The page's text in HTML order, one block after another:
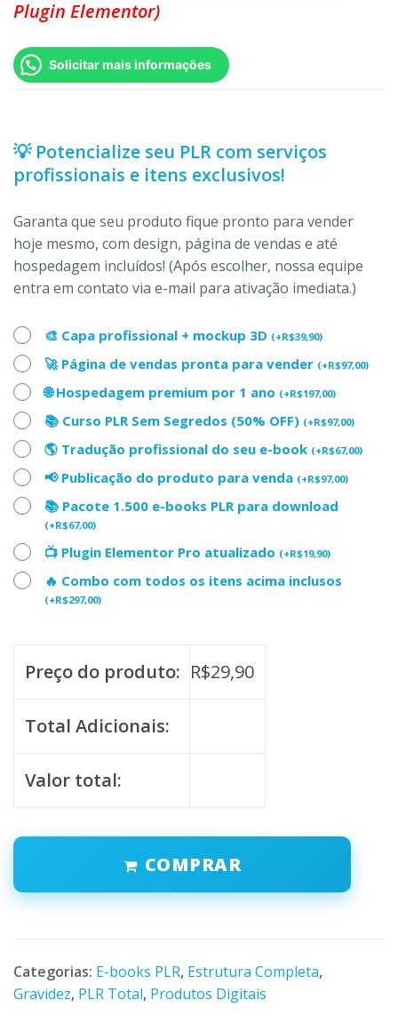
Plugin Elementor)
Solicitar mais informações
💡 Potencialize seu PLR com serviços
profissionais e itens exclusivos!
Garanta que seu produto fique pronto para vender
hoje mesmo, com design, página de vendas e até
hospedagem incluídos! (Após escolher, nossa equipe
entra em contato via e-mail para ativação imediata.)
🎨 Capa profissional + mockup 3D (+R$39,90)
🚀 Página de vendas pronta para vender (+R$97,00)
🌐 Hospedagem premium por 1 ano (+R$197,00)
📚 Curso PLR Sem Segredos (50% OFF) (+R$97,00)
🌎 Tradução profissional do seu e-book (+R$67,00)
📢 Publicação do produto para venda (+R$97,00)
📚 Pacote 1.500 e-books PLR para download
(+R$67,00)
📺 Plugin Elementor Pro atualizado (+R$19,90)
🔥 Combo com todos os itens acima inclusos
(+R$297,00)
Preço do produto: R$29,90
Total Adicionais:
Valor total:
COMPRAR
Categorias: E-books PLR, Estrutura Completa,
Gravidez, PLR Total, Produtos Digitais